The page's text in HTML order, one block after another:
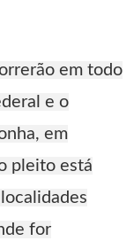
em todo
e o
em
pleito está
for